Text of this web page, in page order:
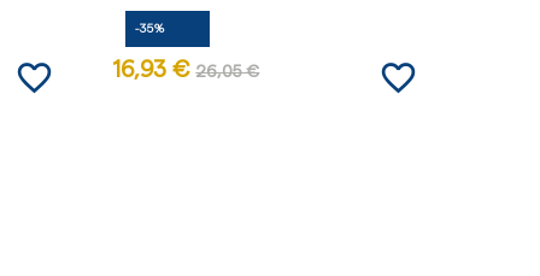
favorite_border
-35%
16,93 € 26,05 € favorite_border